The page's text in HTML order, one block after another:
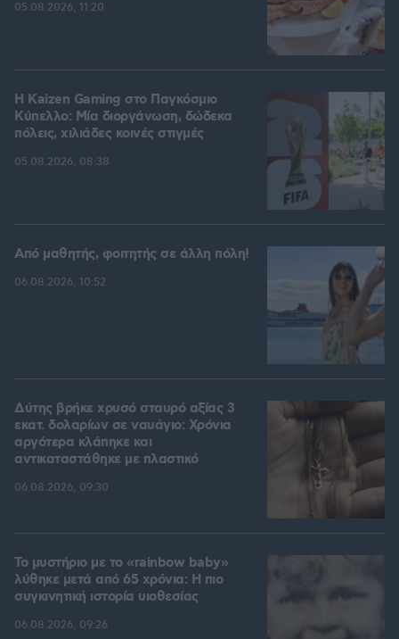
05.08.2026, 11:20
H Kaizen Gaming στο Παγκόσμιο
Kύπελλο: Μία διοργάνωση, δώδεκα
πόλεις, χιλιάδες κοινές στιγμές
05.08.2026, 08:38
Από μαθητής, φοιτητής σε άλλη πόλη!
06.08.2026, 10:52
Δύτης βρήκε χρυσό σταυρό αξίας 3
εκατ. δολαρίων σε ναυάγιο: Χρόνια
αργότερα κλάπηκε και
αντικαταστάθηκε με πλαστικό
06.08.2026, 09:30
Το μυστήριο με το «rainbow baby»
λύθηκε μετά από 65 χρόνια: Η πιο
συγκινητική ιστορία υιοθεσίας
06.08.2026, 09:26